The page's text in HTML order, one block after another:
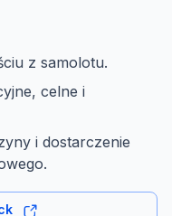
z samolotu.
celne i
i dostarczenie